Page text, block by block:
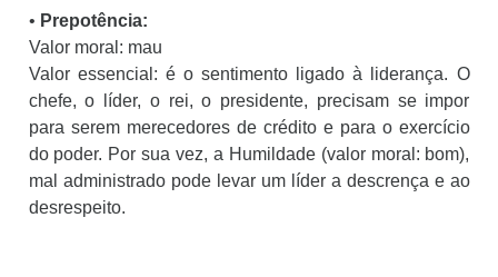
• Prepotência:
Valor moral: mau
Valor essencial: é o sentimento ligado à liderança. O
chefe, o líder, o rei, o presidente, precisam se impor
para serem merecedores de crédito e para o exercício
do poder. Por sua vez, a Humildade (valor moral: bom),
mal administrado pode levar um líder a descrença e ao
desrespeito.